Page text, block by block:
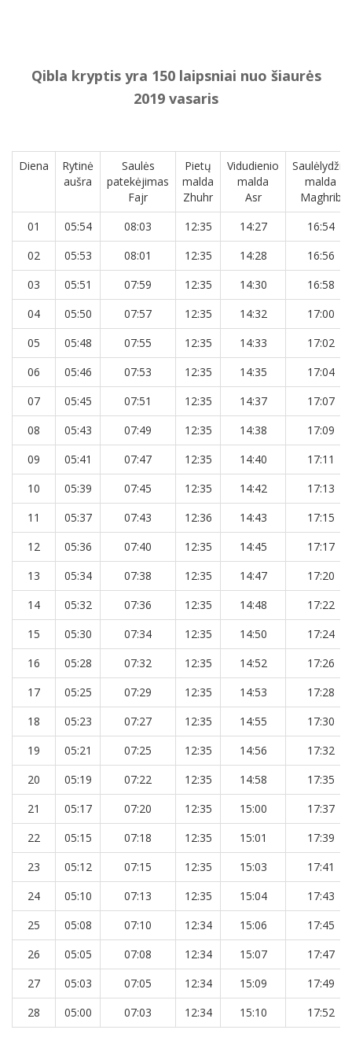
Qibla kryptis yra 150 laipsniai nuo šiaurės
2019 vasaris
Diena
Rytinė
aušra
Saulės
patekėjimas
Fajr
Pietų
malda
Zhuhr
Vidudienio
malda
Asr
Saulėlydžio
malda
Maghrib
01
05:54 08:03 12:35 14:27
16:54
02
05:53 08:01 12:35 14:28
16:56
03
05:51 07:59 12:35 14:30
16:58
04
05:50 07:57 12:35 14:32
17:00
05
05:48 07:55 12:35 14:33
17:02
06
05:46 07:53 12:35 14:35
17:04
07
05:45 07:51 12:35 14:37
17:07
08
05:43 07:49 12:35 14:38
17:09
09
05:41 07:47 12:35 14:40
17:11
10
05:39 07:45 12:35 14:42
17:13
11
05:37 07:43 12:36 14:43
17:15
12
05:36 07:40 12:35 14:45
17:17
13
05:34 07:38 12:35 14:47
17:20
14
05:32 07:36 12:35 14:48
17:22
15
05:30 07:34 12:35 14:50
17:24
16
05:28 07:32 12:35 14:52
17:26
17
05:25 07:29 12:35 14:53
17:28
18
05:23 07:27 12:35 14:55
17:30
19
05:21 07:25 12:35 14:56
17:32
20
05:19 07:22 12:35 14:58
17:35
21
05:17 07:20 12:35 15:00
17:37
22
05:15 07:18 12:35 15:01
17:39
23
05:12 07:15 12:35 15:03
17:41
24
05:10 07:13 12:35 15:04
17:43
25
05:08 07:10 12:34 15:06
17:45
26
05:05 07:08 12:34 15:07
17:47
27
05:03 07:05 12:34 15:09
17:49
28
05:00 07:03 12:34 15:10 17:52